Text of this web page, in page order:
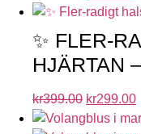
✨ FLER-
HJÄRTAN
kr399.00 kr299.00